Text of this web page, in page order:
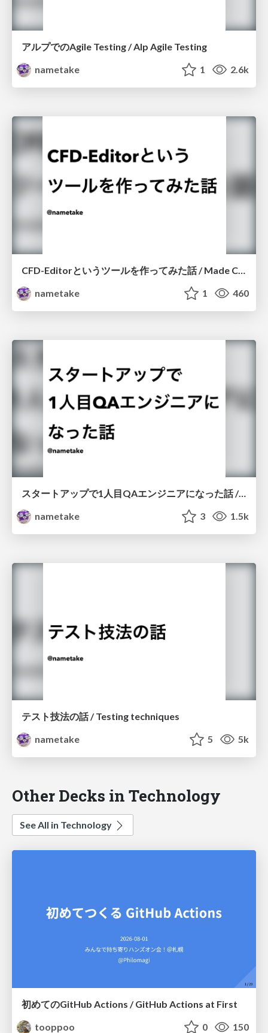
アルプでのAgile Testing / Alp Agile Testing
nametake
1 2.6k
nametake
1 460
スタートアップで1人目QAエンジニアになった話 / Startup first QA
nametake
3 1.5k
テスト技法の話 / Testing techniques
nametake
5 5k
Other Decks in Technology
See All in Technology
初めてのGitHub Actions / GitHub Actions at First
tooppoo
0 150